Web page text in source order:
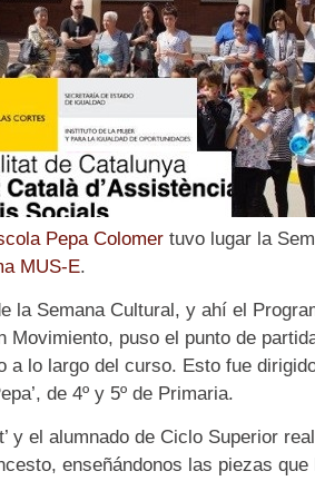
Pepa Colomertuvo lugar la
MUS-E.
la Semana Cultural, y ahí el
puso el punto de
a lo largo del curso. Esto fue
de 4º y 5º de Primaria.
y el alumnado de Ciclo Superior
enseñándonos las piezas que